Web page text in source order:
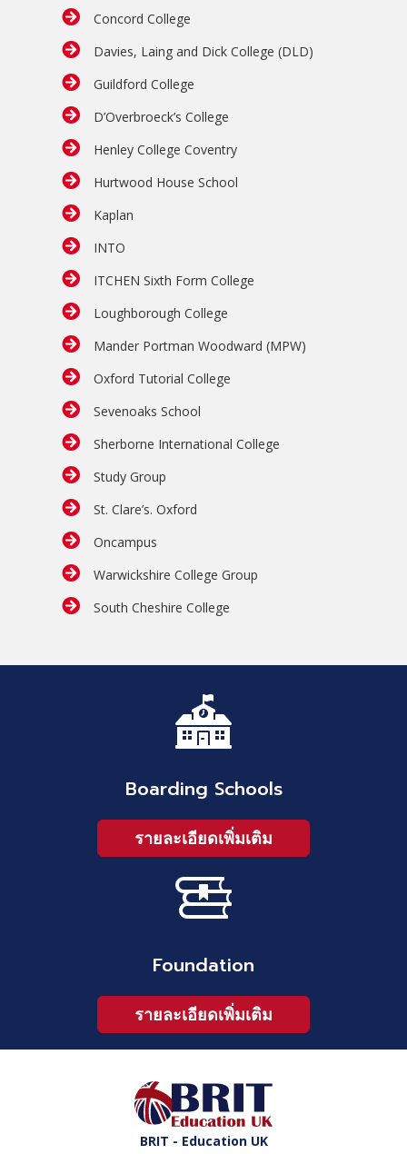
Concord College
Davies, Laing and Dick College (DLD)
Guildford College
D’Overbroeck’s College
Henley College Coventry
Hurtwood House School
Kaplan
INTO
ITCHEN Sixth Form College
Loughborough College
Mander Portman Woodward (MPW)
Oxford Tutorial College
Sevenoaks School
Sherborne International College
Study Group
St. Clare’s. Oxford
Oncampus
Warwickshire College Group
South Cheshire College
Boarding Schools
รายละเอียดเพิ่มเติม
Foundation
รายละเอียดเพิ่มเติม
BRIT - Education UK